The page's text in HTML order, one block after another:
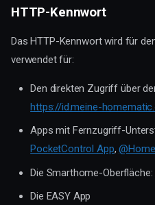
HTTP-Kennwort
Das HTTP-Kennwort wird für
verwendet für:
Den direkten Zugriff über
https://id.meine-
Apps mit Fernzugriff-
PocketControl App,@Home
Die Smarthome-Oberfläche:
Die EASY App